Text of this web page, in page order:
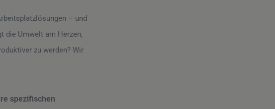
– und
die Umwelt am Herzen,
zu werden? Wir
spezifischen